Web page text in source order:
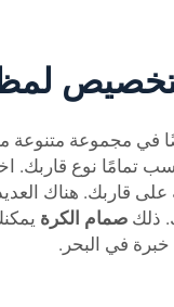
في مجموعة متنوعة
تمامًا نوع قاربك.
قاربك. هناك
ذلك صمام الكرة
خبرة في البحر.